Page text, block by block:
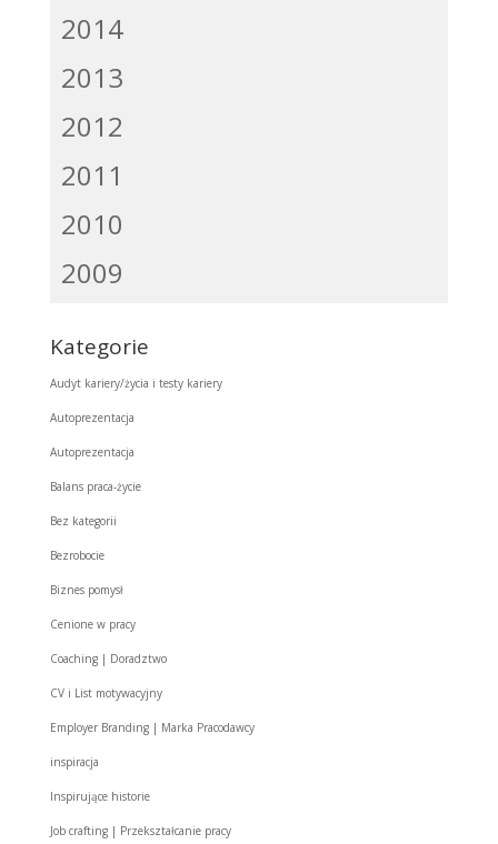
2014
2013
2012
2011
2010
2009
Kategorie
Audyt kariery/życia i testy kariery
Autoprezentacja
Autoprezentacja
Balans praca-życie
Bez kategorii
Bezrobocie
Biznes pomysł
Cenione w pracy
Coaching | Doradztwo
CV i List motywacyjny
Employer Branding | Marka Pracodawcy
inspiracja
Inspirujące historie
Job crafting | Przekształcanie pracy